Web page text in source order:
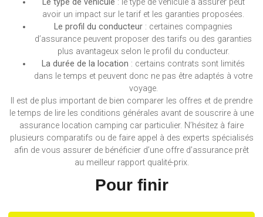
Le type de véhicule : le type de véhicule à assurer peut
avoir un impact sur le tarif et les garanties proposées.
Le profil du conducteur : certaines compagnies
d’assurance peuvent proposer des tarifs ou des garanties
plus avantageux selon le profil du conducteur.
La durée de la location : certains contrats sont limités
dans le temps et peuvent donc ne pas être adaptés à votre
voyage.
Il est de plus important de bien comparer les offres et de prendre
le temps de lire les conditions générales avant de souscrire à une
assurance location camping car particulier. N’hésitez à faire
plusieurs comparatifs ou de faire appel à des experts spécialisés
afin de vous assurer de bénéficier d’une offre d’assurance prêt
au meilleur rapport qualité-prix.
Pour finir